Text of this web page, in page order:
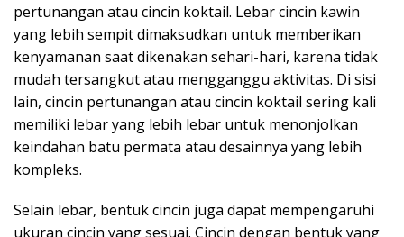
pertunangan atau cincin koktail. Lebar cincin kawin
yang lebih sempit dimaksudkan untuk memberikan
kenyamanan saat dikenakan sehari-hari, karena tidak
mudah tersangkut atau mengganggu aktivitas. Di sisi
lain, cincin pertunangan atau cincin koktail sering kali
memiliki lebar yang lebih lebar untuk menonjolkan
keindahan batu permata atau desainnya yang lebih
kompleks.
Selain lebar, bentuk cincin juga dapat mempengaruhi
ukuran cincin yang sesuai. Cincin dengan bentuk yang